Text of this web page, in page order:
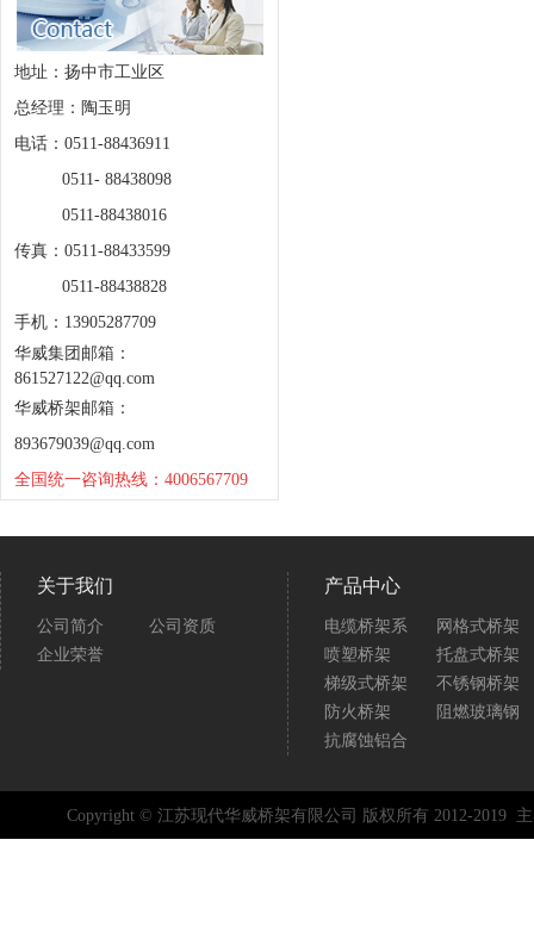
地址：扬中市工业区
总经理：陶玉明
电话：0511-88436911
0511- 88438098
0511-88438016
传真：0511-88433599
0511-88438828
手机：13905287709
华威集团邮箱：
861527122@qq.com
华威桥架邮箱：
893679039@qq.com
全国统一咨询热线：4006567709
关于我们
公司简介
公司资质
企业荣誉
产品中心
电缆桥架系
网格式桥架
喷塑桥架
托盘式桥架
梯级式桥架
不锈钢桥架
防火桥架
阻燃玻璃钢
抗腐蚀铝合
Copyright © 江苏现代华威桥架有限公司 版权所有 2012-2019